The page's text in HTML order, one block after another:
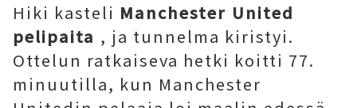
Hiki kasteli Manchester United
pelipaita , ja tunnelma kiristyi.
Ottelun ratkaiseva hetki koitti 77.
minuutilla, kun Manchester